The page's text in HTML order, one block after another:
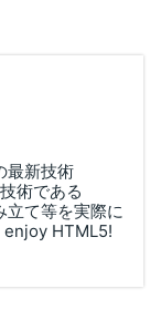
最新技術
術である
立て等を実際に
enjoy HTML5!